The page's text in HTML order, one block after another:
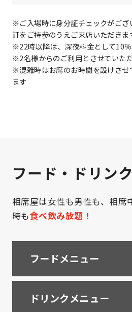
※ご入場時に身分証チェックがござ
証をご持参のうえご来店いただき
※22時以降は、深夜料金として10
※2名様からのご利用とさせていた
※混雑時はお席のお時間を設けさせ
ます
フード・ドリン
相席屋は女性も男性も、相席
時も食べ飲み放題！
フードメニュー
ドリンクメニュー